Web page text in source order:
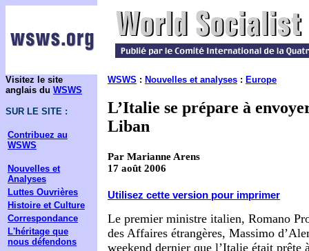
Visitez le site
anglais du WSWS
SUR LE SITE :
Contribuez au
WSWS
Nouvelles et
Analyses
Luttes Ouvrières
Histoire et Culture
Correspondance
L'héritage que
nous défendons
WSWS : Nouvelles et analyses : Europe
L’Italie se prépare à
Liban
Par Marianne Arens
17 août 2006
Utilisez cette version pour imprimer
Le premier ministre italien, Romano
des Affaires étrangères, Massimo
weekend dernier que l’Italie était prête